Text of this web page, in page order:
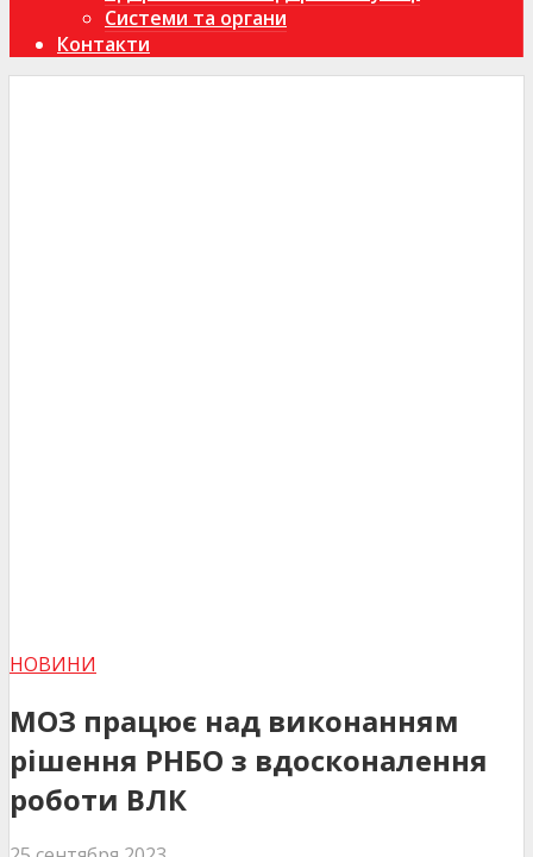
Системи та органи
Контакти
НОВИНИ
МОЗ працює над виконанням
рішення РНБО з вдосконалення
роботи ВЛК